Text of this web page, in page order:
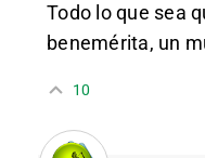
Todo lo que sea
benemérita, un
10